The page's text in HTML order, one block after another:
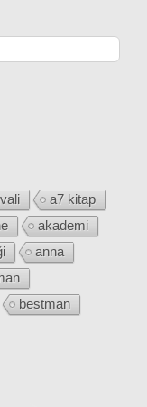
a7 kitap
akademi
anna
bestman